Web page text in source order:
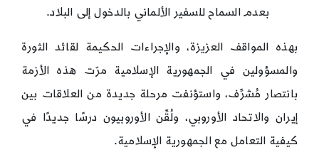
بعدم السماح للسفير الألماني بالدخول إلى البلاد.
بهذه المواقف العزيزة، والإجراءات الحكيمة لقائد الثورة
والمسؤولين في الجمهورية الإسلامية مرّت هذه الأزمة
بانتصار مُشرِّف، واستؤنفت مرحلة جديدة من العلاقات بين
إيران والاتحاد الأوروبي، ولُقِّن الأوروبيون درسًا جديدًا في
كيفية التعامل مع الجمهورية الإسلامية.